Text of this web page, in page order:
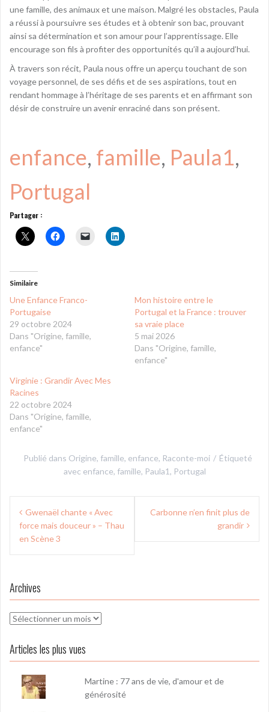
une famille, des animaux et une maison. Malgré les obstacles, Paula
a réussi à poursuivre ses études et à obtenir son bac, prouvant
ainsi sa détermination et son amour pour l’apprentissage. Elle
encourage son fils à profiter des opportunités qu’il a aujourd’hui.
À travers son récit, Paula nous offre un aperçu touchant de son
voyage personnel, de ses défis et de ses aspirations, tout en
rendant hommage à l’héritage de ses parents et en affirmant son
désir de construire un avenir enraciné dans son présent.
enfance, famille, Paula1
Portugal
Partager :
Similaire
Une Enfance Franco-
Portugaise
29 octobre 2024
Dans "Origine, famille,
enfance"
Mon histoire entre le
Portugal et la France : trouver
sa vraie place
5 mai 2026
Dans "Origine, famille,
enfance"
Virginie : Grandir Avec Mes
Racines
22 octobre 2024
Dans "Origine, famille,
enfance"
Publié dans Origine, famille, enfance, Raconte-moi
Étiqueté
avec enfance, famille, Paula1, Portugal
Navigation
de
l’article
Gwenaël chante « Avec
force mais douceur » – Thau
en Scène 3
Carbonne n’en finit plus de
grandir
Archives
Archives
Articles les plus vues
Martine : 77 ans de vie, d'amour et de
générosité